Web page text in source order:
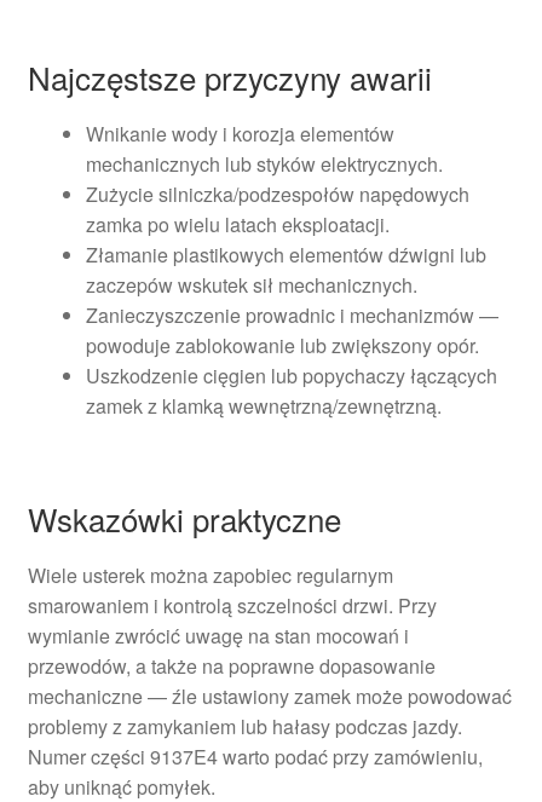
Najczęstsze przyczyny awarii
Wnikanie wody i korozja elementów
mechanicznych lub styków elektrycznych.
Zużycie silniczka/podzespołów napędowych
zamka po wielu latach eksploatacji.
Złamanie plastikowych elementów dźwigni lub
zaczepów wskutek sił mechanicznych.
Zanieczyszczenie prowadnic i mechanizmów —
powoduje zablokowanie lub zwiększony opór.
Uszkodzenie cięgien lub popychaczy łączących
zamek z klamką wewnętrzną/zewnętrzną.
Wskazówki praktyczne
Wiele usterek można zapobiec regularnym
smarowaniem i kontrolą szczelności drzwi. Przy
wymianie zwrócić uwagę na stan mocowań i
przewodów, a także na poprawne dopasowanie
mechaniczne — źle ustawiony zamek może powodować
problemy z zamykaniem lub hałasy podczas jazdy.
Numer części 9137E4 warto podać przy zamówieniu,
aby uniknąć pomyłek.